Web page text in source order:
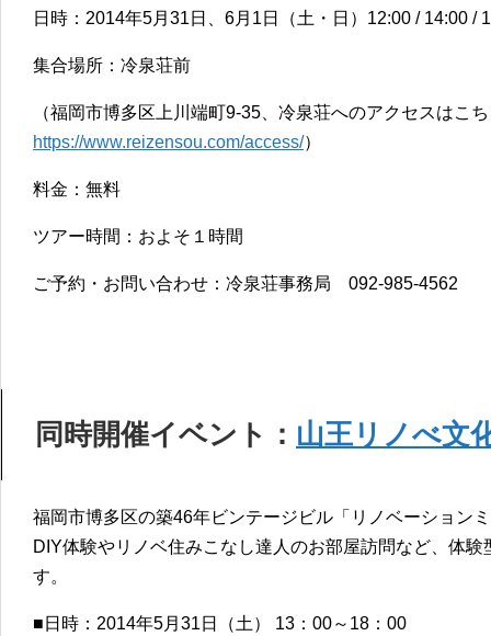
日時：2014年5月31日、6月1日（土・日）12:00 / 14:00
集合場所：冷泉荘前
（福岡市博多区上川端町9-35、冷泉荘へのアクセスはこ
https://www.reizensou.com/access/）
料金：無料
ツアー時間：およそ１時間
ご予約・お問い合わせ：冷泉荘事務局 092-985-4562
同時開催イベント： 山王リノべ文
福岡市博多区の築46年ビンテージビル「リノベーション
DIY体験やリノベ住みこなし達人のお部屋訪問など、体
す。
■日時：2014年5月31日（土） 13：00～18：00